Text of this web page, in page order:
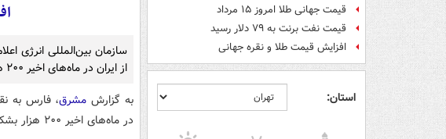
قیمت جهانی طلا امروز ۱۵ مرداد
قیمت نفت برنت به ۷۹ دلار رسید
افزایش قیمت طلا و نقره جهانی
استان:
سازمان بین‌المللی انرژی
از ایران در ماه‌های اخیر ۲۰۰ هزار بشکه در روز افزایش یافته است.
به گزارش مشرق، فارس به
در ماه‌های اخیر ۲۰۰ هزار بشکه نفت اضافی از ایران خریده است.